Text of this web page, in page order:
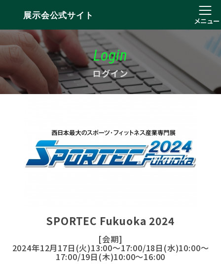
展示会公式サイト
メニュー
Login
ログイン
SPORTEC Fukuoka 2024
[会期]
2024年12月17日(火)13:00～17:00/18日(水)10:00～
17:00/19日(木)10:00～16:00